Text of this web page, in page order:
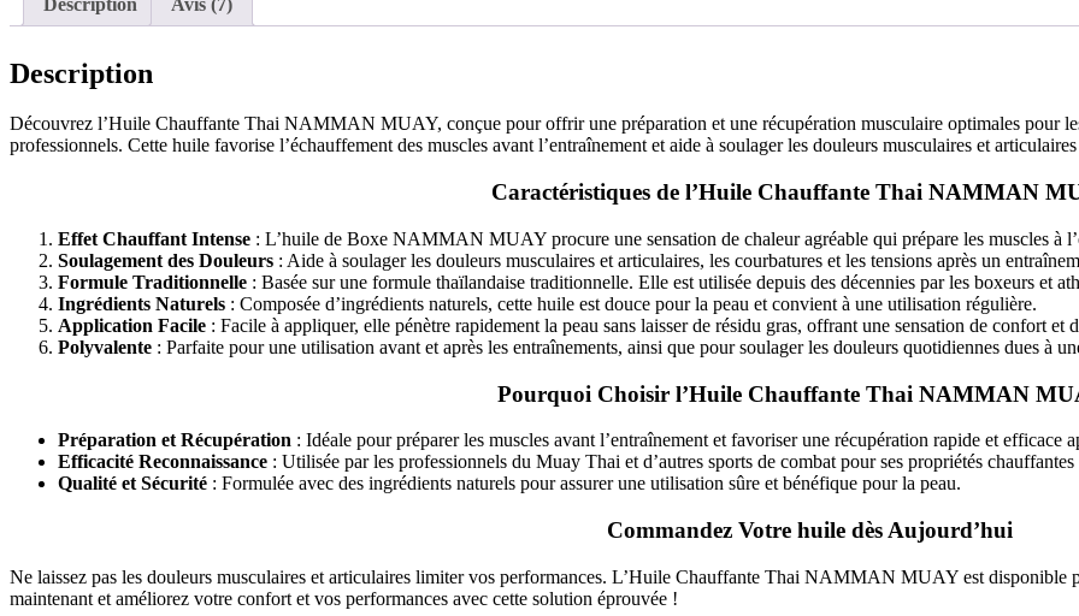
Description
Découvrez l’Huile Chauffante Thai NAMMAN MUAY, conçue pour offrir une préparation et une récupération musculaire optimales pour
professionnels. Cette huile favorise l’échauffement des muscles avant l’entraînement et aide à soulager les douleurs musculaires et
Caractéristiques de l’Huile Chauffante Thai NAMMAN
Effet Chauffant Intense : L’huile de Boxe NAMMAN MUAY procure une sensation de chaleur agréable qui prépare les muscles à
Soulagement des Douleurs : Aide à soulager les douleurs musculaires et articulaires, les courbatures et les tensions après un
Formule Traditionnelle : Basée sur une formule thaïlandaise traditionnelle. Elle est utilisée depuis des décennies par les boxeurs et
Ingrédients Naturels : Composée d’ingrédients naturels, cette huile est douce pour la peau et convient à une utilisation régulière.
Application Facile : Facile à appliquer, elle pénètre rapidement la peau sans laisser de résidu gras, offrant une sensation de confort et
Polyvalente : Parfaite pour une utilisation avant et après les entraînements, ainsi que pour soulager les douleurs quotidiennes dues à
Pourquoi Choisir l’Huile Chauffante Thai NAMMAN
Préparation et Récupération : Idéale pour préparer les muscles avant l’entraînement et favoriser une récupération rapide et efficace
Efficacité Reconnaissance : Utilisée par les professionnels du Muay Thai et d’autres sports de combat pour ses propriétés chauffantes
Qualité et Sécurité : Formulée avec des ingrédients naturels pour assurer une utilisation sûre et bénéfique pour la peau.
Commandez Votre huile dès Aujourd’hui
Ne laissez pas les douleurs musculaires et articulaires limiter vos performances. L’Huile Chauffante Thai NAMMAN MUAY est disponible
maintenant et améliorez votre confort et vos performances avec cette solution éprouvée !